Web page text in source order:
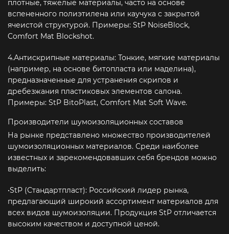
плотные, тяжелые материалы, часто на основе
вспененного полиэтилена или каучука с закрытой
ячеистой структурой. Примеры: StP NoiseBlock,
Comfort Mat Blockshot.
4.Антискрипные материалы: Тонкие, мягкие материалы
(например, на основе битопласта или маделина),
предназначенные для устранения скрипов и
дребезжания пластиковых элементов салона.
Примеры: StP BitoPlast, Comfort Mat Soft Wave.
Производители шумоизоляционных составов
На рынке представлено множество производителей
шумоизоляционных материалов. Среди наиболее
известных и зарекомендовавших себя брендов можно
выделить:
•StP (Стандартпласт): Российский лидер рынка,
предлагающий широкий ассортимент материалов для
всех видов шумоизоляции. Продукция StP отличается
высоким качеством и доступной ценой.